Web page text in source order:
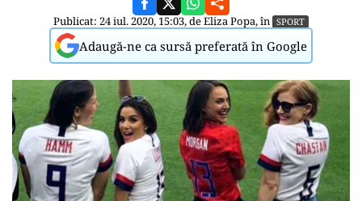
Publicat: 24 iul. 2020, 15:03, deEliza Popa, în SPORT
Adaugă-ne ca sursă preferată în Google